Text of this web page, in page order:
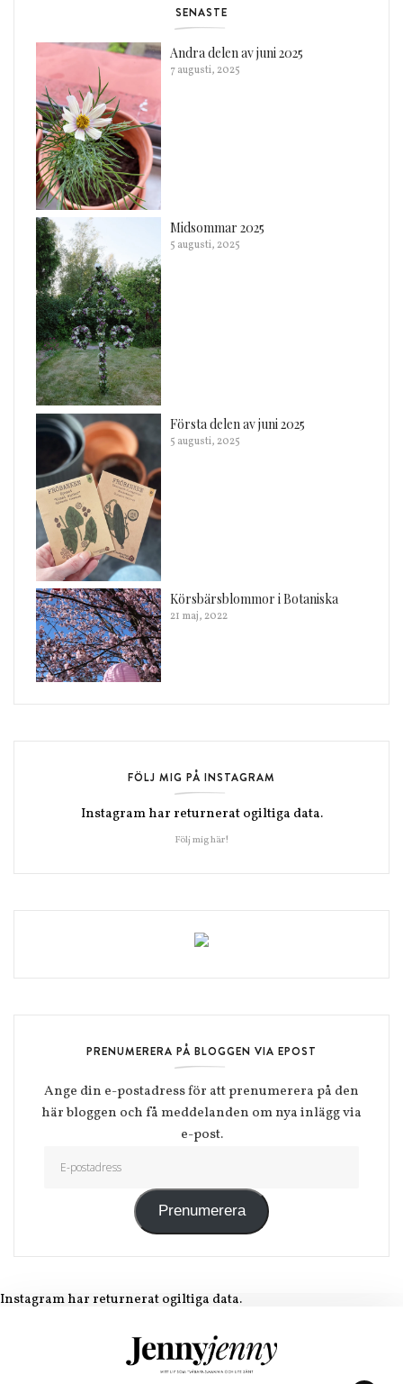
SENASTE
Andra delen av juni 2025
7 augusti, 2025
Midsommar 2025
5 augusti, 2025
Första delen av juni 2025
5 augusti, 2025
Körsbärsblommor i Botaniska
21 maj, 2022
FÖLJ MIG PÅ INSTAGRAM
Instagram har returnerat ogiltiga data.
Följ mig här!
PRENUMERERA PÅ BLOGGEN VIA EPOST
Ange din e-postadress för att prenumerera på den
här bloggen och få meddelanden om nya inlägg via
e-post.
Prenumerera
Instagram har returnerat ogiltiga data.